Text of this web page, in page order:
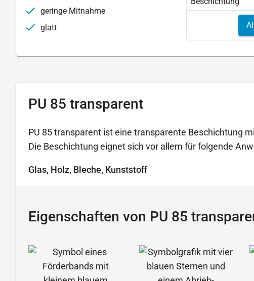
geringe Mitnahme
glatt
PU 85 transparent
PU 85 transparent ist eine transparente Beschichtung
Die Beschichtung eignet sich vor allem für folgende
Glas, Holz, Bleche, Kunststoff
Eigenschaften von PU 85